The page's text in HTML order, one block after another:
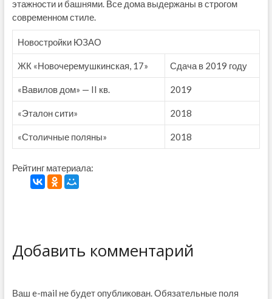
этажности и башнями. Все дома выдержаны в строгом
современном стиле.
Новостройки ЮЗАО
ЖК «Новочеремушкинская, 17» Сдача в 2019 году
«Вавилов дом» — II кв. 2019
«Эталон сити» 2018
«Столичные поляны» 2018
Рейтинг материала:
Добавить комментарий
Ваш e-mail не будет опубликован. Обязательные поля